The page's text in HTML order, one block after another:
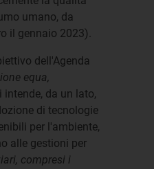
umano, da
il gennaio 2023).
dell'Agenda
equa,
intende, da un lato,
di tecnologie
per l'ambiente,
alle gestioni per
compresi i